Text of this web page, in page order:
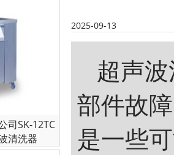
司SK-12TC
清洗器
2025-09-13
超声
部件故
是一些